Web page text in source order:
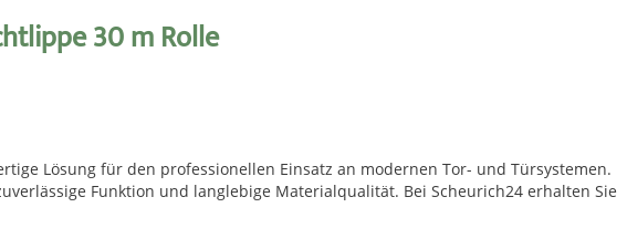
30 m Rolle
Lösung für den professionellen Einsatz an modernen Tor- und Türsystemen.
Funktion und langlebige Materialqualität. Bei Scheurich24 erhalten Sie